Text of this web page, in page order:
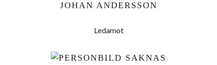
JOHAN ANDERSSON
Ledamot